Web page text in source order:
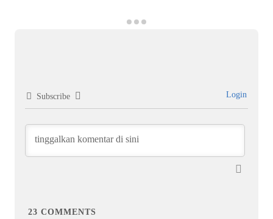
Subscribe Login
23 COMMENTS